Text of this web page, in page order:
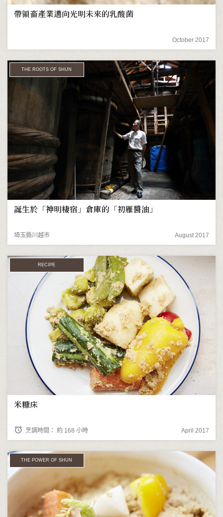
帶領畜產業邁向光明未來的乳酸菌
October 2017
THE ROOTS OF SHUN
誕生於「神明棲宿」倉庫的「初雁醬油」
埼玉縣川越市 August 2017
RECIPE
米糠床
alarm 烹調時間： 約 168 小時 April 2017
THE POWER OF SHUN